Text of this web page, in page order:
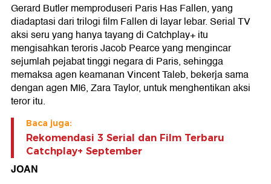
Gerard Butler memproduseri Paris Has Fallen, yang
diadaptasi dari trilogi film Fallen di layar lebar. Serial TV
aksi seru yang hanya tayang di Catchplay+ itu
mengisahkan teroris Jacob Pearce yang mengincar
sejumlah pejabat tinggi negara di Paris, sehingga
memaksa agen keamanan Vincent Taleb, bekerja sama
dengan agen MI6, Zara Taylor, untuk menghentikan aksi
teror itu.
Baca juga:
Rekomendasi 3 Serial dan Film Terbaru
Catchplay+ September
JOAN